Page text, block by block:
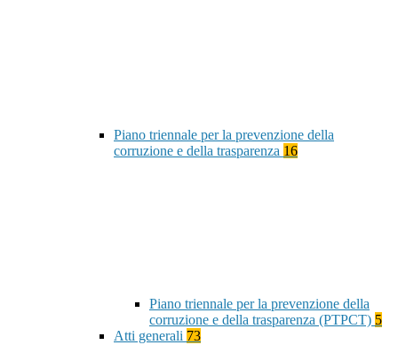
Piano triennale per la prevenzione della
corruzione e della trasparenza 16
Piano triennale per la prevenzione della
corruzione e della trasparenza (PTPCT) 5
Atti generali 73